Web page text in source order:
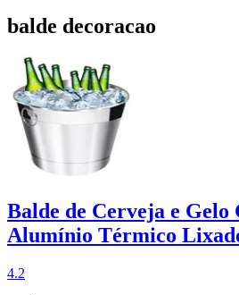
balde decoracao
Balde de Cerveja e Gelo
Alumínio Térmico
4.2